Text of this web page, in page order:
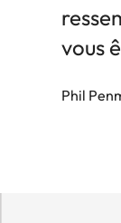
vous
Phil